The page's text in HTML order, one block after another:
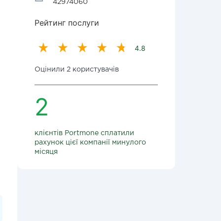
42974060
Рейтинг послуги
4.8
Оцінили 2 користувачів
2
клієнтів Portmone сплатили
рахунок цієї компанії минулого
місяця